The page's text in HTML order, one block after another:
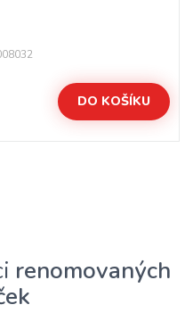
DO KOŠÍKU
renomovaných